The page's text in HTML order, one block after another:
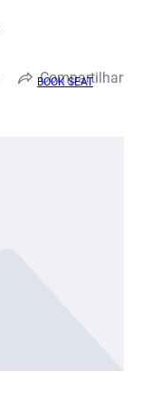
BOOK SEAT
Compartilhar